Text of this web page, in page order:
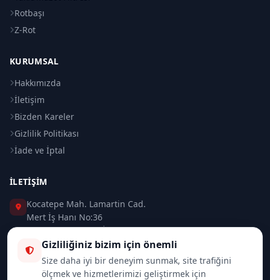
Rotbaşı
Z-Rot
KURUMSAL
Hakkımızda
İletişim
Bizden Kareler
Gizlilik Politikası
İade ve İptal
İLETIŞIM
Kocatepe Mah. Lamartin Cad.
Mert İş Hanı No:36
Taksim / Beyoğlu / İSTANBUL
0 (212) 235 37 83
0 (532) 418 08 46
Gizliliğiniz bizim için önemli
Size daha iyi bir deneyim sunmak, site trafiğini
ölçmek ve hizmetlerimizi geliştirmek için